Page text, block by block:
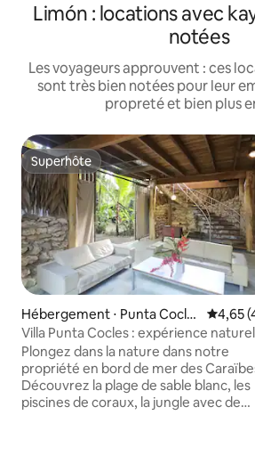
Limón : locations avec
notées
Les voyageurs approuvent : ces
sont très bien notées pour leur
propreté et bien plus
Superhôte
Superhôte
Hébergement ⋅ Punta Cocle
s
4,65
Villa Punta Cocles : expérience
face à la plage
Plongez dans la nature dans notre
propriété en bord de mer des
Découvrez la plage de sable blanc, les
piscines de coraux, la jungle avec de